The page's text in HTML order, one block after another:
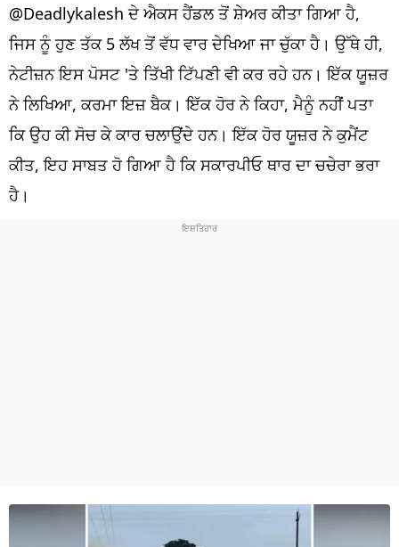
ਦੇਸ਼
ਲਾਈਫ ਸਟਾਈਲ
ਪੰਜਾਬ
ਧਰਮ
ਖੇਡਾਂ
@Deadlykalesh ਦੇ ਐਕਸ ਹੈਂਡਲ ਤੋਂ ਸ਼ੇਅਰ ਕੀਤਾ ਗਿਆ ਹੈ,
ਜਿਸ ਨੂੰ ਹੁਣ ਤੱਕ 5 ਲੱਖ ਤੋਂ ਵੱਧ ਵਾਰ ਦੇਖਿਆ ਜਾ ਚੁੱਕਾ ਹੈ। ਉੱਥੇ ਹੀ,
ਨੇਟੀਜ਼ਨ ਇਸ ਪੋਸਟ 'ਤੇ ਤਿੱਖੀ ਟਿੱਪਣੀ ਵੀ ਕਰ ਰਹੇ ਹਨ। ਇੱਕ ਯੂਜ਼ਰ
ਨੇ ਲਿਖਿਆ, ਕਰਮਾ ਇਜ਼ ਬੈਕ। ਇੱਕ ਹੋਰ ਨੇ ਕਿਹਾ, ਮੈਨੂੰ ਨਹੀਂ ਪਤਾ
ਕਿ ਉਹ ਕੀ ਸੋਚ ਕੇ ਕਾਰ ਚਲਾਉਂਦੇ ਹਨ। ਇੱਕ ਹੋਰ ਯੂਜ਼ਰ ਨੇ ਕੁਮੈਂਟ
ਕੀਤ, ਇਹ ਸਾਬਤ ਹੋ ਗਿਆ ਹੈ ਕਿ ਸਕਾਰਪੀਓ ਥਾਰ ਦਾ ਚਚੇਰਾ ਭਰਾ
ਹੈ।